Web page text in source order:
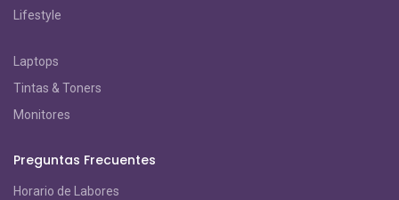
Lifestyle
Laptops
Tintas & Toners
Monitores
Preguntas Frecuentes
Horario de Labores